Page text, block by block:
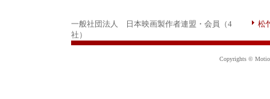
一般社団法人 日本映画製作者連盟・会員（4
社）
松
Copyrights ©